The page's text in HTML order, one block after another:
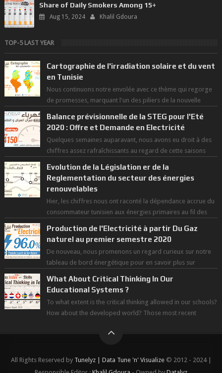
Share of Daily Smokers Among 15+
Aug 15, 2024 Khalil Gdoura
TOP-5 LAST YEAR
Cartographie de l'irradiation solaire et du vent
en Tunisie
Nous continuons notre envolée avec ce thème qui regorge
de promesses, marquant l'un des piliers de la nouvelle
Balance prévisionnelle de la STEG pour l'Eté
2020 : Offre et Demande en Electricité
Quelques semaines auparavant, nous avons eu droit à des
chiffres assez rafraîchissants au regard de cette saisons
Evolution de la Législation er de la
Reglementation du secteur des énergies
renouvelables
Hier, les chiffres nous ont raconté la dépendance accrue du
consommateur tunisien aux énergies primaires au fil des
Production de l'Electricité à partir Du Gaz
naturel au premier semestre 2020
De nouveau, nous promenons un regard curieux sur notre
tableau de bord énergétique pour en savoir plus sur
What About Critical Thinking In Our
Educational Systems ?
To what extent is the critical thinking allowed in our schools?
How about the developed world? Those most recent
All Rights Reserved by Tunelyz | Data Tune 'n' Visualize© 2012 - 2024 |